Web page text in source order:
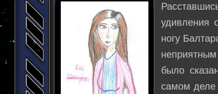
удивления
ногу
было
самом деле